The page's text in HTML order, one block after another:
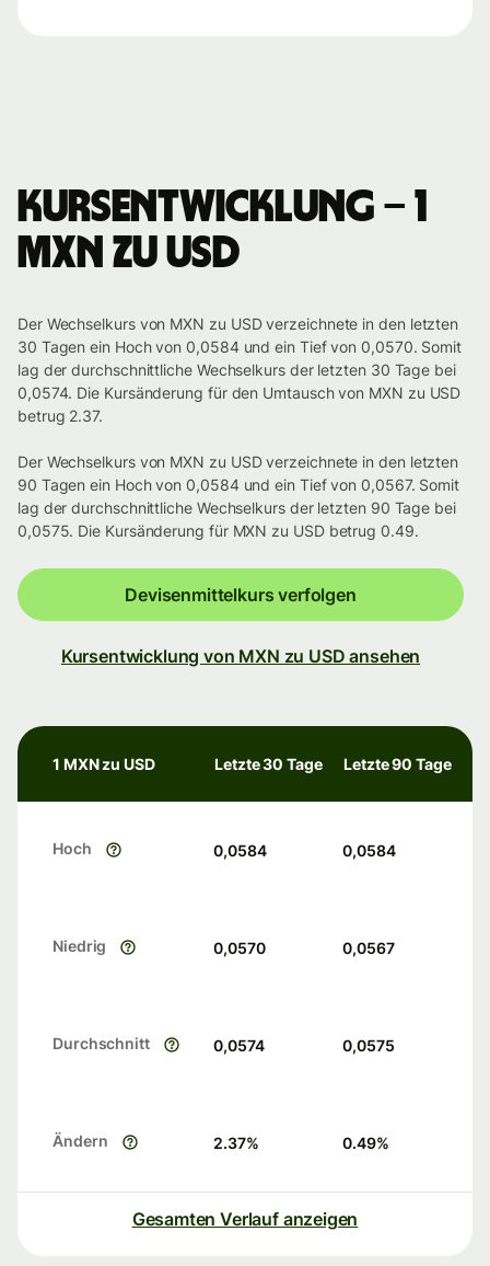
Kursentwicklung – 1
MXN zu USD
Der Wechselkurs von MXN zu USD verzeichnete in den letzten
30 Tagen ein Hoch von 0,0584 und ein Tief von 0,0570. Somit
lag der durchschnittliche Wechselkurs der letzten 30 Tage bei
0,0574. Die Kursänderung für den Umtausch von MXN zu USD
betrug 2.37.
Der Wechselkurs von MXN zu USD verzeichnete in den letzten
90 Tagen ein Hoch von 0,0584 und ein Tief von 0,0567. Somit
lag der durchschnittliche Wechselkurs der letzten 90 Tage bei
0,0575. Die Kursänderung für MXN zu USD betrug 0.49.
Devisenmittelkurs verfolgen
Kursentwicklung von MXN zu USD ansehen
1 MXN zu USD Letzte 30 Tage Letzte 90 Tage
Hoch 0,0584 0,0584
Niedrig 0,0570 0,0567
Durchschnitt 0,0574 0,0575
Ändern 2.37% 0.49%
Gesamten Verlauf anzeigen